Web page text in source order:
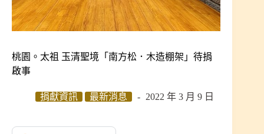
桃園。太祖 玉清聖境「南方松．木造棚架」待捐
啟事
捐獻資訊 最新消息 2022 年 3 月 9 日